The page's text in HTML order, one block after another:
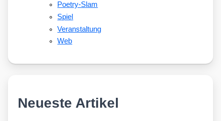
Poetry-Slam
Spiel
Veranstaltung
Web
Neueste Artikel